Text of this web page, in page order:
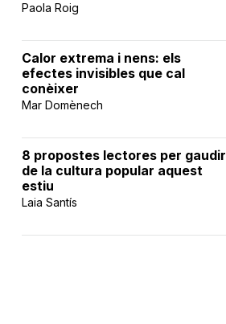
Paola Roig
Calor extrema i nens: els
efectes invisibles que cal
conèixer
Mar Domènech
8 propostes lectores per gaudir
de la cultura popular aquest
estiu
Laia Santís